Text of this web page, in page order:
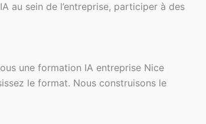
au sein de l’entreprise, participer à des
une formation IA entreprise Nice
le format. Nous construisons le